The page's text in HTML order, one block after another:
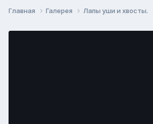
Главная Галерея Лапы уши и хвосты.